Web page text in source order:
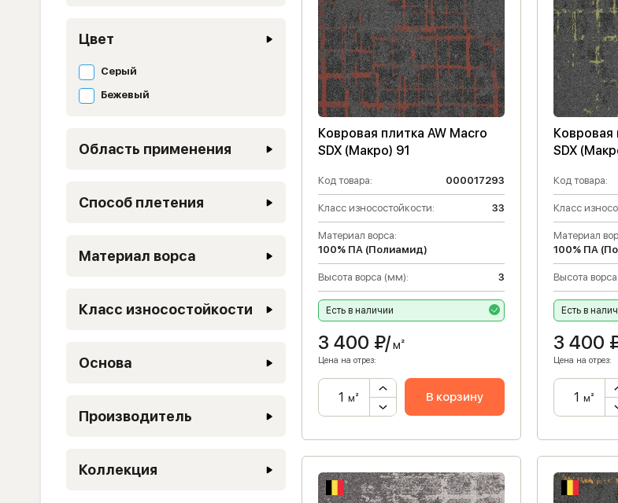
Цвет
Серый
Бежевый
Область применения
Способ плетения
Материал ворса
Класс износостойкости
Основа
Производитель
Коллекция
Ковровая плитка AW Macro
SDX (Макро) 91
Код товара: 000017293
Класс износостойкости: 33
Материал ворса:
100% ПА (Полиамид)
Высота ворса (мм): 3
Есть в наличии
3 400 ₽/м²
Цена на отрез:
м² В корзину
Ковровая
SDX
Код товара:
Класс
Материал
100% ПА
Высота
Есть в
3 400
Цена на отрез:
м²